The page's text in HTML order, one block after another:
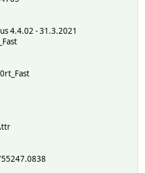
4.4.02 - 31.3.2021